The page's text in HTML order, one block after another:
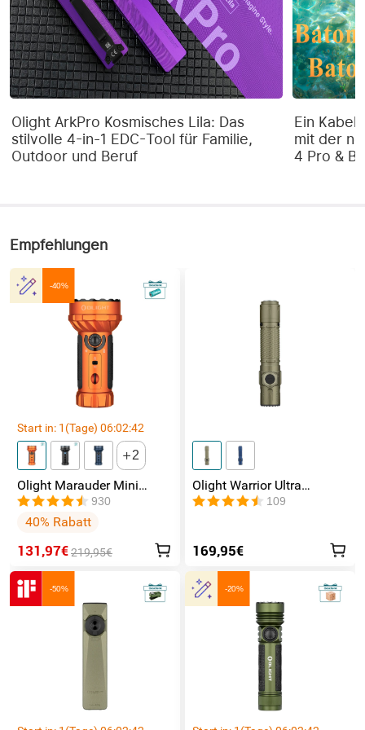
Olight ArkPro Kosmisches Lila: Das
stilvolle 4-in-1 EDC-Tool für Familie,
Outdoor und Beruf
Ein Kabel
mit der
4 Pro &
Empfehlungen
-40%
Start in: 1 (Tage) 06:02:41
2
Olight Marauder Mini
leistungsstarke LED
Taschenlampe mit 7000
Lumen und 600 Metern
930
40% Rabatt
131,97€219,95€
Olight Warrior Ultra
Taktische Taschenlampe
109
169,95€
-50% -20%